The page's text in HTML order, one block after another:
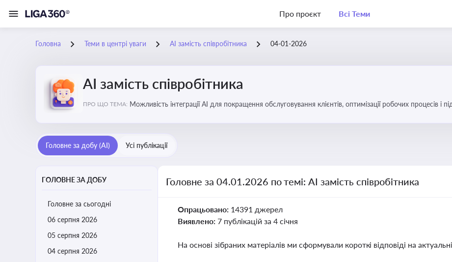
Про проєкт Всі Теми
Головна Теми в центрі уваги АІ замість співробітника 04-01-2026
АІ замість співробітника
ПРО ЩО ТЕМА: Можливість інтеграції АІ для покращення обслуговування клієнтів, оптимізації робочих процесів
Головне за добу (AI) Усі публікації
ГОЛОВНЕ ЗА ДОБУ
Головне за сьогодні
06 серпня 2026
05 серпня 2026
04 серпня 2026
Головне за 04.01.2026 по темі: АІ замість співробітника
Опрацьовано: 14391 джерел
Виявлено: 7 публікацій за 4 січня
На основі зібраних матеріалів ми сформували короткі відповіді на